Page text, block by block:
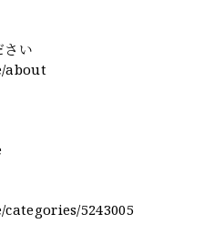
さい
about
5243005